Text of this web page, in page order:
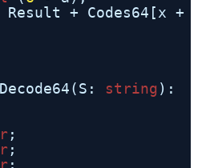
+ Codes64[x +
Decode64(S: string):
;
;
;